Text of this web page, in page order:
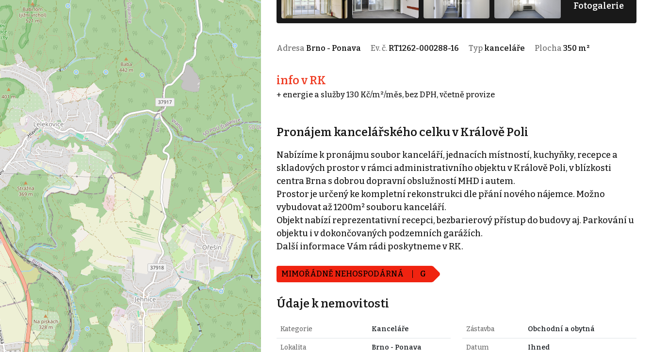
Fotogalerie
Adresa Brno - Ponava Ev. č. RT1262-000288-16 Typ kanceláře Plocha 350 m²
info v RK
+ energie a služby 130 Kč/m²/měs, bez DPH, včetně provize
Pronájem kancelářského celku v Králově Poli
Nabízíme k pronájmu soubor kanceláří, jednacích místností, kuchyňky, recepce a
skladových prostor v rámci administrativního objektu v Králově Poli, v blízkosti
centra Brna s dobrou dopravní obslužností MHD i autem.
Prostor je určený ke kompletní rekonstrukci dle přání nového nájemce. Možno
vybudovat až 1200m² souboru kanceláří.
Objekt nabízí reprezentativní recepci, bezbarierový přístup do budovy aj. Parkování u
objektu i v dokončovaných podzemních garážích.
Další informace Vám rádi poskytneme v RK.
MIMOŘÁDNĚ NEHOSPODÁRNÁ G
Údaje k nemovitosti
Kategorie Kanceláře
Lokalita Brno - Ponava
Zástavba Obchodní a obytná
Datum
Ihned